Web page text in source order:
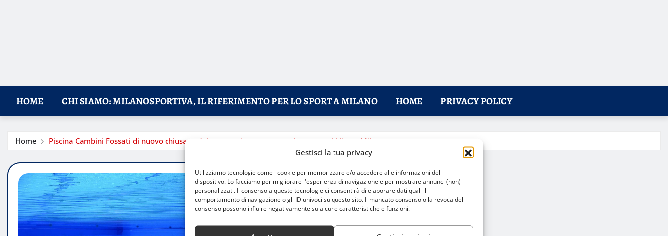
Gestisci la tua privacy
Utilizziamo tecnologie come i cookie per memorizzare e/o accedere alle informazioni del
dispositivo. Lo facciamo per migliorare l'esperienza di navigazione e per mostrare annunci (non)
personalizzati. Il consenso a queste tecnologie ci consentirà di elaborare dati quali il
comportamento di navigazione o gli ID univoci su questo sito. Il mancato consenso o la revoca del
consenso possono influire negativamente su alcune caratteristiche e funzioni.
HOME CHI SIAMO: MILANOSPORTIVA, IL RIFERIMENTO PER LO SPORT A MILANO HOME PRIVACY POLICY
Home Piscina Cambini Fossati di nuovo chiusa: un’altra occasione persa per lo sport pubblico a Milano